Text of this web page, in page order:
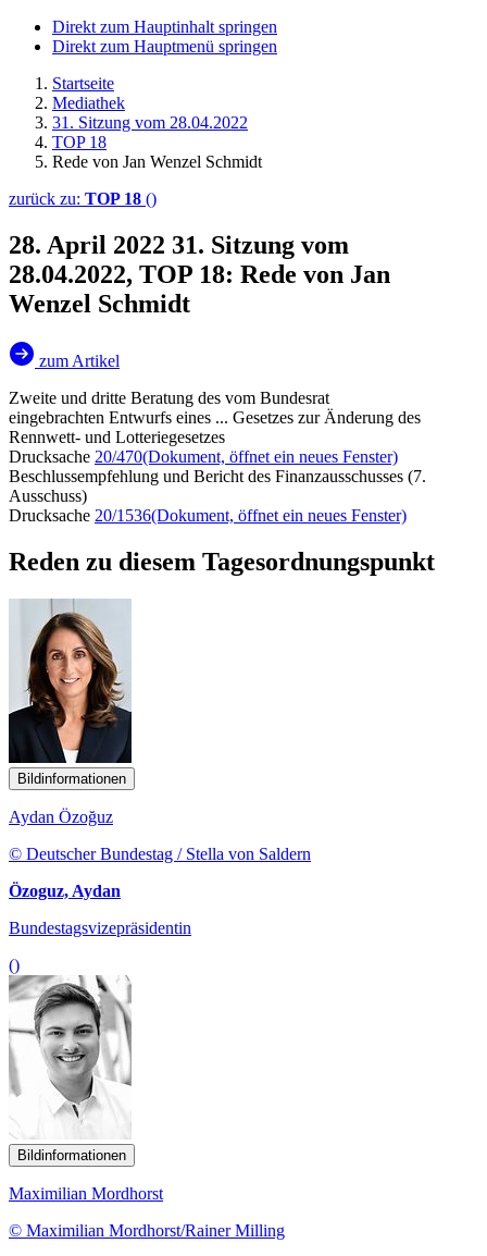
Direkt zum Hauptinhalt springen
Direkt zum Hauptmenü springen
Startseite
Mediathek
31. Sitzung vom 28.04.2022
TOP 18
Rede von Jan Wenzel Schmidt
zurück zu: TOP 18 ()
28. April 2022 31. Sitzung vom
28.04.2022, TOP 18: Rede von Jan
Wenzel Schmidt
zum Artikel
Zweite und dritte Beratung des vom Bundesrat
eingebrachten Entwurfs eines ... Gesetzes zur Änderung des
Rennwett- und Lotteriegesetzes
Drucksache 20/470(Dokument, öffnet ein neues Fenster)
Beschlussempfehlung und Bericht des Finanzausschusses (7.
Ausschuss)
Drucksache 20/1536(Dokument, öffnet ein neues Fenster)
Reden zu diesem Tagesordnungspunkt
Bildinformationen
Aydan Özoğuz
© Deutscher Bundestag / Stella von Saldern
Özoguz, Aydan
Bundestagsvizepräsidentin
()
Bildinformationen
Maximilian Mordhorst
© Maximilian Mordhorst/Rainer Milling